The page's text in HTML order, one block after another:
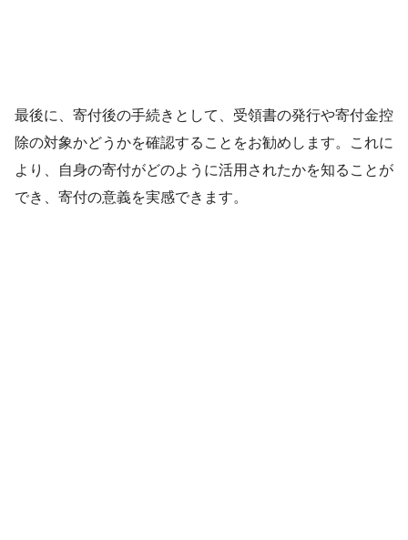
最後に、寄付後の手続きとして、受領書の発行や寄付金控
除の対象かどうかを確認することをお勧めします。これに
より、自身の寄付がどのように活用されたかを知ることが
でき、寄付の意義を実感できます。